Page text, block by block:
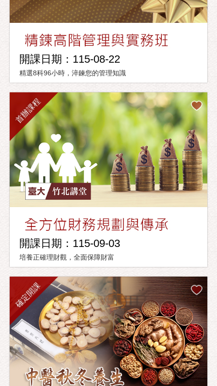
開課日期：115-08-22
精選8科96小時，淬鍊您的管理知識
首辦課程
開課日期：115-09-03
培養正確理財觀，全面保障財富
確定開課